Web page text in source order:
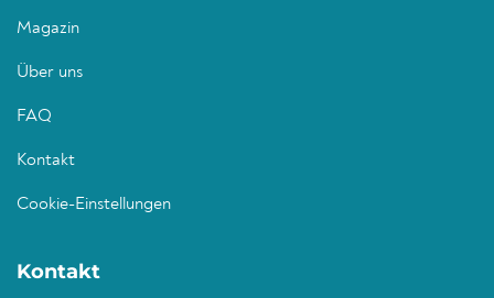
Magazin
Über uns
FAQ
Kontakt
Cookie-Einstellungen
Kontakt